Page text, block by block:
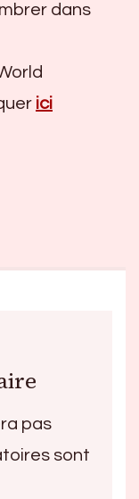
dans
ici
pas
sont